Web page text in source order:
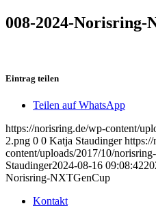
008-2024-Norisring-
Eintrag teilen
Teilen auf WhatsApp
https://norisring.de/wp-content/
2.png 0 0 Katja Staudinger
content/uploads/2017/10/
Staudinger2024-08-16 09:08:42
Norisring-NXTGenCup
Kontakt